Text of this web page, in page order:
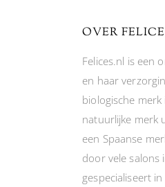
OVER
Felices.nl is een
en haar
biologische
natuurlijke merk
een Spaanse
door vele salons
gespecialiseert